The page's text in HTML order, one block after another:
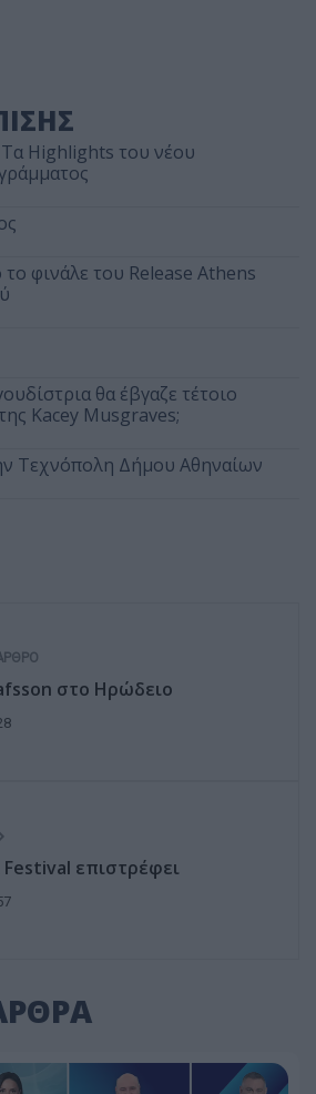
Highlights του νέου
φινάλε του Release Athens
θα έβγαζε τέτοιο
Kacey Musgraves;
Τεχνόπολη Δήμου Αθηναίων
στο Ηρώδειο
επιστρέφει